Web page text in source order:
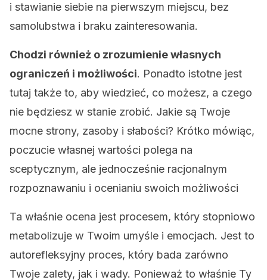
i stawianie siebie na pierwszym miejscu, bez
samolubstwa i braku zainteresowania.
Chodzi również o zrozumienie własnych
ograniczeń i możliwości. Ponadto istotne jest
tutaj także to, aby wiedzieć, co możesz, a czego
nie będziesz w stanie zrobić. Jakie są Twoje
mocne strony, zasoby i słabości? Krótko mówiąc,
poczucie własnej wartości polega na
sceptycznym, ale jednocześnie racjonalnym
rozpoznawaniu i ocenianiu swoich możliwości
Ta właśnie ocena jest procesem, który stopniowo
metabolizuje w Twoim umyśle i emocjach. Jest to
autorefleksyjny proces, który bada zarówno
Twoje zalety, jak i wady. Ponieważ to właśnie Ty